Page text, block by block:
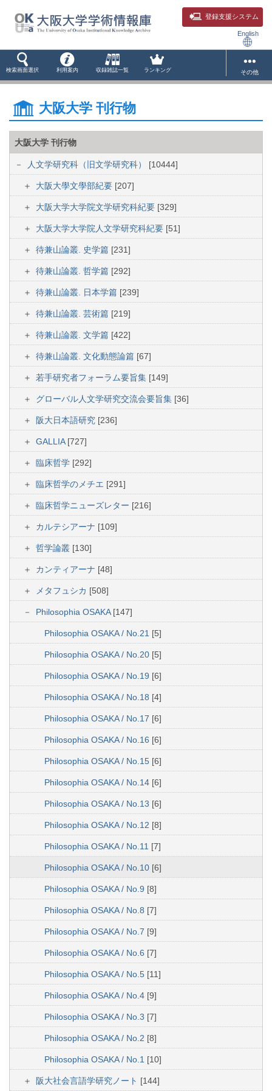
登録支援システム
English
検索画面選択 利用案内 収録雑誌一覧 ランキング その他
大阪大学 刊行物
大阪大学 刊行物
人文学研究科（旧文学研究科） [10444]
大阪大學文學部紀要 [207]
大阪大学大学院文学研究科紀要 [329]
大阪大学大学院人文学研究科紀要 [51]
待兼山論叢. 史学篇 [231]
待兼山論叢. 哲学篇 [292]
待兼山論叢. 日本学篇 [239]
待兼山論叢. 芸術篇 [219]
待兼山論叢. 文学篇 [422]
待兼山論叢. 文化動態論篇 [67]
若手研究者フォーラム要旨集 [149]
グローバル人文学研究交流会要旨集 [36]
阪大日本語研究 [236]
GALLIA [727]
臨床哲学 [292]
臨床哲学のメチエ [291]
臨床哲学ニューズレター [216]
カルテシアーナ [109]
哲学論叢 [130]
カンティアーナ [48]
メタフュシカ [508]
Philosophia OSAKA [147]
Philosophia OSAKA / No.21 [5]
Philosophia OSAKA / No.20 [5]
Philosophia OSAKA / No.19 [6]
Philosophia OSAKA / No.18 [4]
Philosophia OSAKA / No.17 [6]
Philosophia OSAKA / No.16 [6]
Philosophia OSAKA / No.15 [6]
Philosophia OSAKA / No.14 [6]
Philosophia OSAKA / No.13 [6]
Philosophia OSAKA / No.12 [8]
Philosophia OSAKA / No.11 [7]
Philosophia OSAKA / No.10 [6]
Philosophia OSAKA / No.9 [8]
Philosophia OSAKA / No.8 [7]
Philosophia OSAKA / No.7 [9]
Philosophia OSAKA / No.6 [7]
Philosophia OSAKA / No.5 [11]
Philosophia OSAKA / No.4 [9]
Philosophia OSAKA / No.3 [7]
Philosophia OSAKA / No.2 [8]
Philosophia OSAKA / No.1 [10]
阪大社会言語学研究ノート [144]